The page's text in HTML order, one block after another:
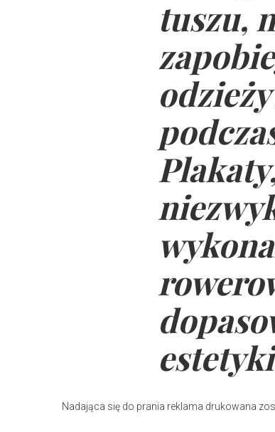
tuszu,
Nadająca się do prania reklama drukowana